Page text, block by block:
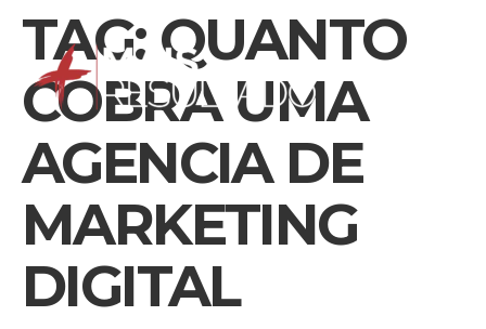
TAG: QUANTO
COBRA UMA
AGENCIA DE
MARKETING
DIGITAL